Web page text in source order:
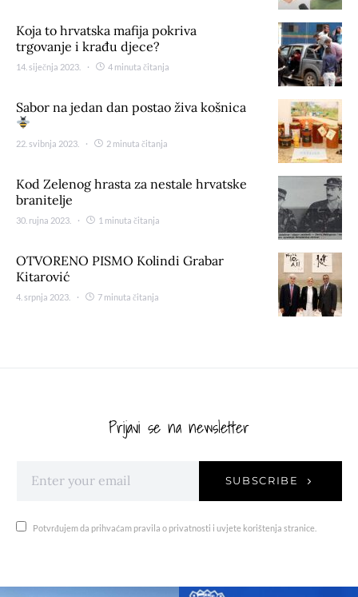
Koja to hrvatska mafija pokriva
trgovanje i krađu djece?
14. siječnja 2023. 4 minuta čitanja
Sabor na jedan dan postao živa košnica
22. svibnja 2023. 2 minuta čitanja
Kod Zelenog hrasta za nestale hrvatske
branitelje
30. rujna 2023. 1 minuta čitanja
OTVORENO PISMO Kolindi Grabar
Kitarović
4. srpnja 2023. 7 minuta čitanja
Prijavi se na newsletter
SUBSCRIBE
Potvrđujem da prihvaćam pravila o privatnosti i uvjete korištenja stranice.